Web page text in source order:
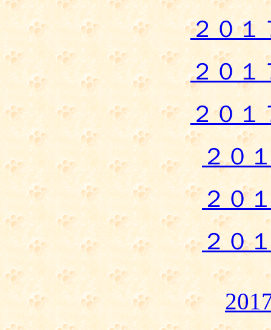
２０１
２０１
２０１
２０
２０
２０